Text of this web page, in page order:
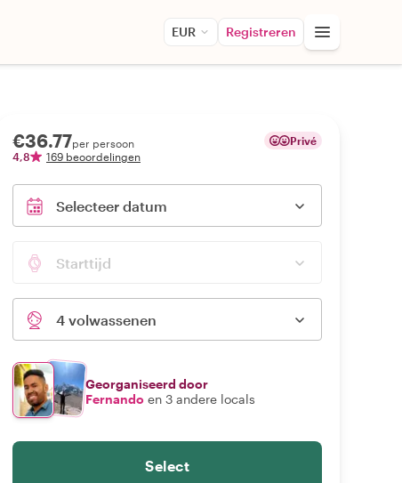
EUR Registreren
€36.77per persoon
4,8
169 beoordelingen
Privé
Selecteer datum
Starttijd
4 volwassenen
Georganiseerd door
Fernando en 3 andere locals
Select